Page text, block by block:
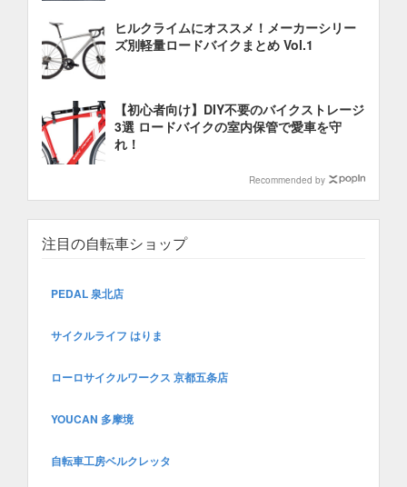
ヒルクライムにオススメ！メーカーシリー
ズ別軽量ロードバイクまとめ Vol.1
【初心者向け】DIY不要のバイクストレージ
3選 ロードバイクの室内保管で愛車を守
れ！
Recommended by
注目の自転車ショップ
PEDAL 泉北店
サイクルライフ はりま
ローロサイクルワークス 京都五条店
YOUCAN 多摩境
自転車工房ベルクレッタ